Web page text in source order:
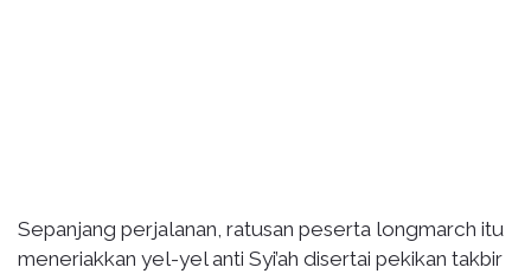
Sepanjang perjalanan, ratusan peserta longmarch itu
meneriakkan yel-yel anti Syi’ah disertai pekikan takbir